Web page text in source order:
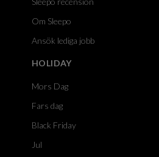
Om Sleepo
Ansök lediga jobb
HOLIDAY
Mors Dag
Fars dag
Black Friday
Jul